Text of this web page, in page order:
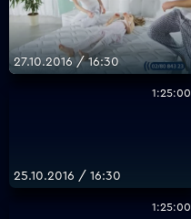
27.10.2016 / 16:30
1:25:00
25.10.2016 / 16:30
1:25:00